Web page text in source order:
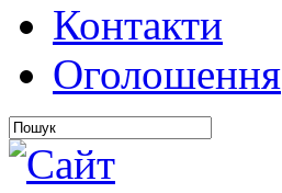
Контакти
Оголошення